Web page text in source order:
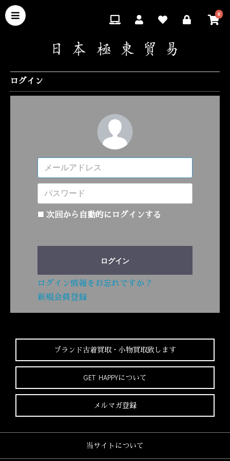
0
ログイン
次回から自動的にログインする
ログイン
ログイン情報をお忘れですか？
新規会員登録
ブランド古着買取・ 小物買取致します
GET HAPPYについて
メルマガ登録
当サイトについて